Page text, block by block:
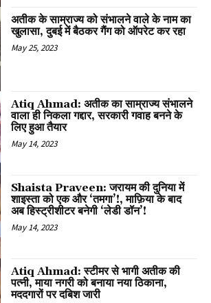
अतीक के साम्राज्य को संभालने वाले के नाम का
खुलासा, दुबई में बैठकर गैंग को ऑपरेट कर रहा
May 25, 2023
Atiq Ahmad: अतीक का साम्राज्य संभालने
वाला ही निकला गद्दार, सरकारी गवाह बनने के
लिए हुआ तैयार
May 14, 2023
Shaista Praveen: जरायम की दुनिया में
शाइस्ता को एक और ‘तमगा’!, माफ़िया के बाद
अब हिस्ट्रीशीटर बनेगी ‘लेडी डॉन’!
May 14, 2023
Atiq Ahmad: स्टीमर से भागी अतीक की
पत्नी, माया नगरी को बनाया नया ठिकाना,
मददगारों पर दबिश जारी